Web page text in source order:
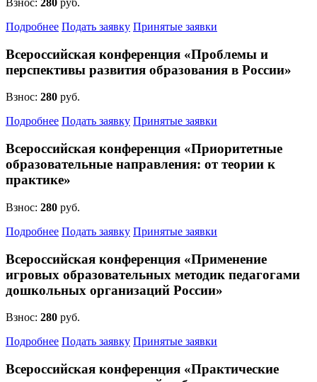
Взнос: 280 руб.
Подробнее Подать заявку Принятые заявки
Всероссийская конференция «Проблемы и
перспективы развития образования в России»
Взнос: 280 руб.
Подробнее Подать заявку Принятые заявки
Всероссийская конференция «Приоритетные
образовательные направления: от теории к
практике»
Взнос: 280 руб.
Подробнее Подать заявку Принятые заявки
Всероссийская конференция «Применение
игровых образовательных методик педагогами
дошкольных организаций России»
Взнос: 280 руб.
Подробнее Подать заявку Принятые заявки
Всероссийская конференция «Практические